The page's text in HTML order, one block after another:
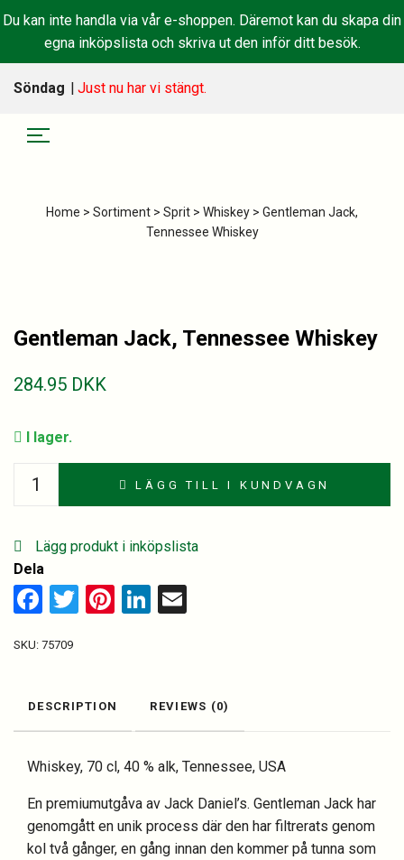
Du kan inte handla via vår e-shoppen. Däremot kan du skapa din
egna inköpslista och skriva ut den inför ditt besök.
Söndag | Just nu har vi stängt.
Home > Sortiment > Sprit > Whiskey > Gentleman Jack,
Tennessee Whiskey
Gentleman Jack, Tennessee Whiskey
284.95 DKK
I lager.
Gentleman
Jack,
Whiskey
quantity
LÄGG TILL I KUNDVAGN
Lägg produkt i inköpslista
Dela
Facebook
TwitterPinterest
LinkedIn
SKU: 75709
DESCRIPTION REVIEWS (0)
Whiskey, 70 cl, 40 % alk, Tennessee, USA
En premiumutgåva av Jack Daniel’s. Gentleman Jack har
genomgått en unik process där den har filtrerats genom
kol två gånger, en gång innan den kommer på tunna som